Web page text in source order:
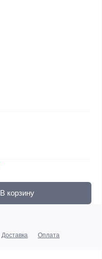
В корзину
Доставка Оплата